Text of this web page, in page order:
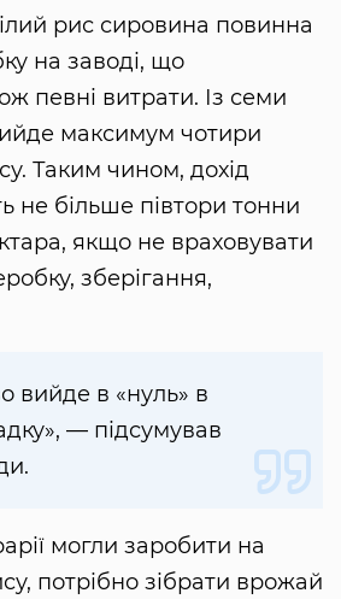
рис сировина повинна
на заводі, що
певні витрати. Із семи
максимум чотири
Таким чином, дохід
не більше півтори тонни
якщо не враховувати
зберігання,
вийде в «нуль» в
— підсумував
могли заробити на
потрібно зібрати врожай